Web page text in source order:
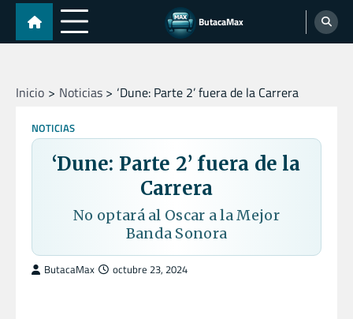
Skip
content
ButacaMax
Inicio Noticias ‘Dune: Parte 2’ fuera de la Carrera
NOTICIAS
‘Dune: Parte 2’ fuera de la
Carrera
No optará al Oscar a la Mejor
Banda Sonora
ButacaMax octubre 23, 2024